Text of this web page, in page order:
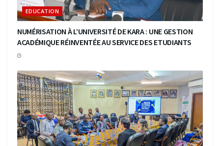
EDUCATION
NUMÉRISATION À L’UNIVERSITÉ DE KARA : UNE GESTION
ACADÉMIQUE RÉINVENTÉE AU SERVICE DES ETUDIANTS